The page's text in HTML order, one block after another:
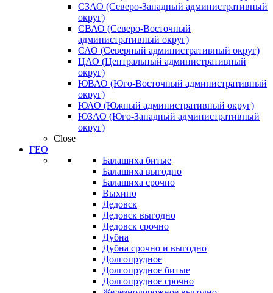
СЗАО (Северо-Западный административный
округ)
СВАО (Северо-Восточный
административный округ)
САО (Северный административный округ)
ЦАО (Центральный административный
округ)
ЮВАО (Юго-Восточный административный
округ)
ЮАО (Южный административный округ)
ЮЗАО (Юго-Западный административный
округ)
Close
ГЕО
Балашиха битые
Балашиха выгодно
Балашиха срочно
Выхино
Дедовск
Дедовск выгодно
Дедовск срочно
Дубна
Дубна срочно и выгодно
Долгопрудное
Долгопрудное битые
Долгопрудное срочно